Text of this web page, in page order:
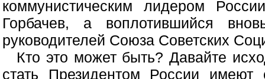
коммунистическим лидером
Горбачев, а воплотившийся
руководителей Союза Советских
Кто это может быть? Давайте
стать Президентом России